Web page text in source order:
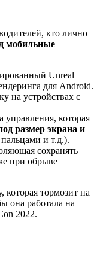
кто лично
мобильные
Unreal
для Android.
на устройствах с
управления, которая
размер экрана и
и т.д.).
сохранять
при обрыве
тормозит на
она работала на
2022.